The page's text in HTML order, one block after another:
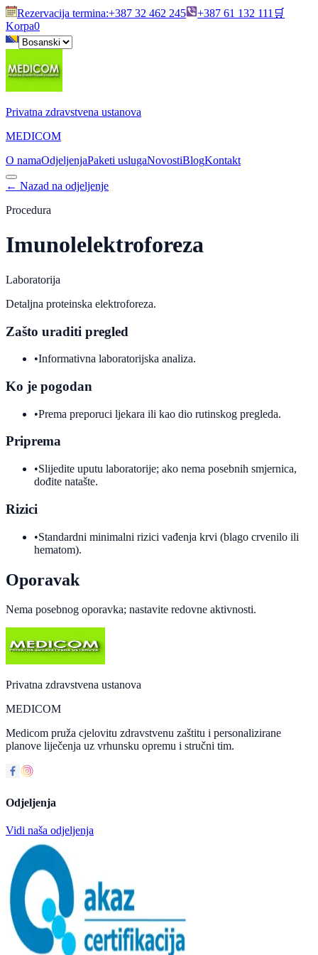
Rezervacija termina:+387 32 462 245 +387 61 132 111 🛒
Korpa0
Privatna zdravstvena ustanova
MEDICOM
O namaOdjeljenjaPaketi uslugaNovostiBlogKontakt
← Nazad na odjeljenje
Procedura
Imunolelektroforeza
Laboratorija
Detaljna proteinska elektroforeza.
Zašto uraditi pregled
•Informativna laboratorijska analiza.
Ko je pogodan
•Prema preporuci ljekara ili kao dio rutinskog pregleda.
Priprema
•Slijedite uputu laboratorije; ako nema posebnih smjernica,
dođite natašte.
Rizici
•Standardni minimalni rizici vađenja krvi (blago crvenilo ili
hematom).
Oporavak
Nema posebnog oporavka; nastavite redovne aktivnosti.
Privatna zdravstvena ustanova
MEDICOM
Medicom pruža cjelovitu zdravstvenu zaštitu i personalizirane
planove liječenja uz vrhunsku opremu i stručni tim.
Odjeljenja
Vidi naša odjeljenja